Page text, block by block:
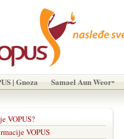
| Gnoza Samael Aun Weor
VOPUS?
VOPUS